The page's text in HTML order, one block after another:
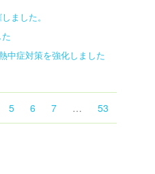
ました。
中症対策を強化しました
5 6 7 … 53